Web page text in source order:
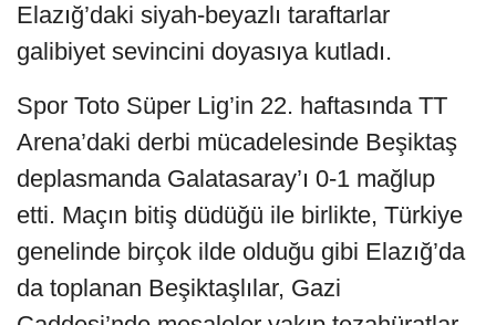
Elazığ’daki siyah-beyazlı taraftarlar
galibiyet sevincini doyasıya kutladı.
Spor Toto Süper Lig’in 22. haftasında TT
Arena’daki derbi mücadelesinde Beşiktaş
deplasmanda Galatasaray’ı 0-1 mağlup
etti. Maçın bitiş düdüğü ile birlikte, Türkiye
genelinde birçok ilde olduğu gibi Elazığ’da
da toplanan Beşiktaşlılar, Gazi